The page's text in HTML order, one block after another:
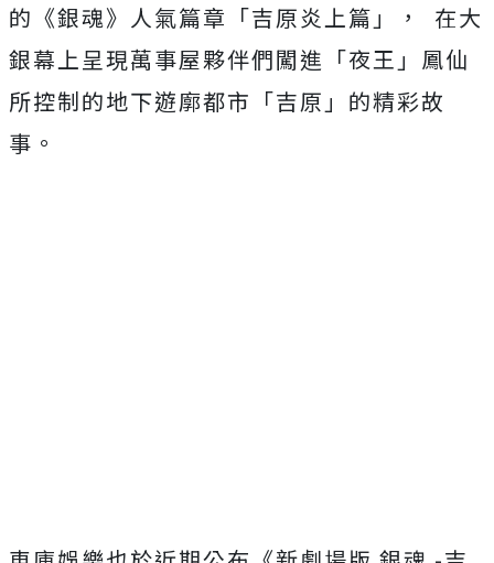
的《銀魂》人氣篇章「吉原炎上篇」， 在大
銀幕上呈現萬事屋夥伴們闖進「夜王」鳳仙
所控制的地下遊廓都市「吉原」的精彩故
事。